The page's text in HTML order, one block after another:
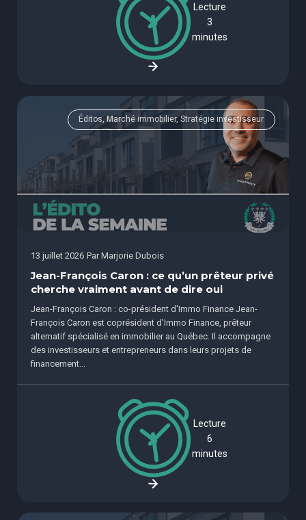
Lecture
3
minutes
Éditos, Marché immobilier, Stratégie investisseur
13 juillet 2026 Par Marjorie Dubois
Jean-François Caron : ce qu’un prêteur privé
cherche vraiment avant de dire oui
Jean-François Caron : co-président d'Immo Finance Jean-
François Caron est coprésident d’Immo Finance, prêteur
alternatif spécialisé en immobilier au Québec. Il accompagne
des investisseurs et entrepreneurs dans leurs projets de
financement...
Lecture
6
minutes